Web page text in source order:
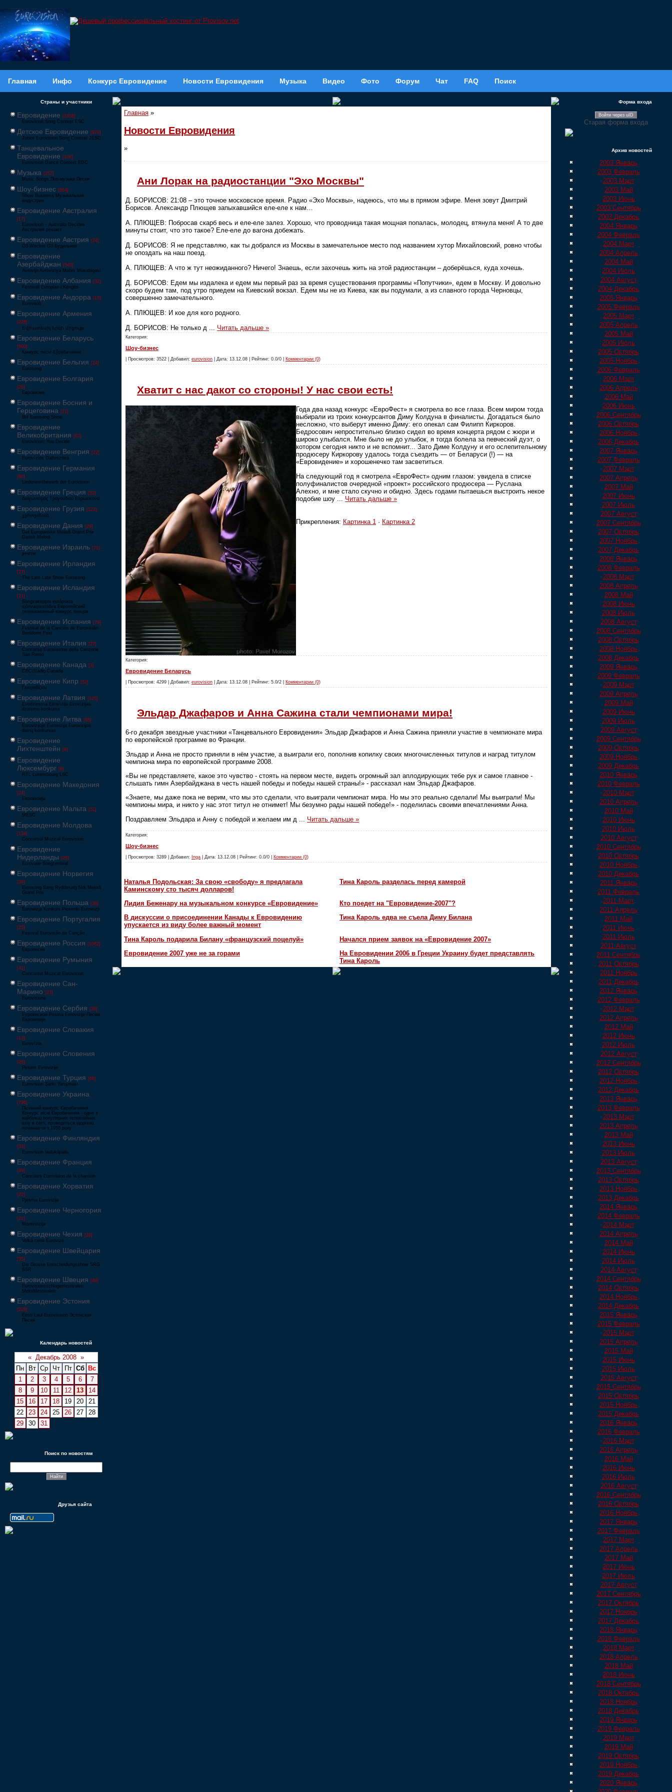
Главная Инфо Конкурс Евровидение Новости Евровидения Музыка Видео Фото Форум Чат FAQ Поиск
Страны и участники
Евровидение [1858]
Eurovision Song Contest ESC
Детское Евровидение [878]
Junior Eurovision Song Contest JESC
Танцевальное
Евровидение [106]
Eurovision Dance Contest EDC
Музыка [257]
Music Songs Поп-музыка Песни
Шоу-бизнес [564]
Show Business Музыкальная
индустрия
Евровидение Австралия
[17]
Eurovision – Australia Decides
Австралия решает
Евровидение Австрия [24]
Ö3-Wecker Ö3 Будильник
Евровидение
Азербайджан [549]
Avrovijn Avroviziya Mahnı Müsabiqəsi
Евровидение Албания [32]
Festivali Evropian i Këngës
Евровидение Андорра [15]
Eurovisió
Евровидение Армения
[228]
Եվրատեսիլ երգի մրցույթ
Евровидение Беларусь
[600]
Конкурс песні Еўрабачанне
Евровидение Бельгия [24]
Eurosong
Евровидение Болгария
[26]
Евровизия
Евровидение Босния и
Герцеговина [21]
BH Eurosong Show
Евровидение
Великобритания [67]
Eurovision: You Decide
Евровидение Венгрия [22]
Eurovíziós Dalfesztivá
Евровидение Германия
[80]
Liederwettbewerb der Eurovision
Евровидение Греция [52]
Διαγωνισμός Τραγουδιού Ευρώεικονα
Евровидение Грузия [122]
ევროვიზიის
Евровидение Дания [29]
Det Europæiske Melodi Grand Prix
Dansk Melodi
Евровидение Израиль [71]
‏אירוויזיון
Евровидение Ирландия
[27]
The Late Late Show Eurosong
Евровидение Исландия
[21]
Söngvakeppni evrópskra
sjónvarpsstöðva Европейский
телевизионный конкурс певцов
Евровидение Испания [79]
Festival de la Canción de Eurovisión
Benidorm Fest
Евровидение Италия [27]
Concorso Eurovisione della Canzone
San Remo
Евровидение Канада [3]
CBC/Radio-Canada
Евровидение Кипр [52]
Γιουροβίζιον
Евровидение Латвия [125]
Eirodziesma Eirovīzija Eirovīzijas
dziesmu konkurss
Евровидение Литва [65]
Eurovizijoje Eurovizija Eurovizijos
dainų konkursas
Евровидение
Лихтенштейн [6]
Евровидение
Люксембург [6]
RTL Luxembourg LSC
Евровидение Македония
[24]
Евровизија
Евровидение Мальта [51]
MESC
Евровидение Молдова
[134]
Concursul Muzical Eurovision
Евровидение
Нидерланды [26]
Eurovisie Songfestival
Евровидение Норвегия
[39]
Eurosong Sang Ryddesalg Nrk Melodi
Grand Prix
Евровидение Польша [36]
Eurowizja Konkurs Piosenki Eurowizji
Евровидение Португалия
[25]
Festival Eurovisão da Canção
Евровидение Россия [1062]
Европесня
Евровидение Румыния
[41]
Concursul Muzical Eurovision
Евровидение Сан-
Марино [23]
Eurovisione
Евровидение Сербия [39]
Еуровисион Pesma Evrovizije Песма
Евровизије
Евровидение Словакия
[13]
Eurovízia
Евровидение Словения
[26]
Pesem Evrovizije
Евровидение Турция [66]
Eurovision Şarkı Yarışması
Евровидение Украина
[796]
Пісенний конкурс Євробачення
Конкурс пісні Євробачення - одне з
найбільш популярних телевізійних
шоу в світі, проводиться щорічно,
починаючи з 1956 року
Евровидение Финляндия
[33]
Eurovision laulukilpailu
Евровидение Франция
[49]
Concours Eurovision de la chanson
Евровидение Хорватия
[22]
Pjesma Eurovizije
Евровидение Черногория
[21]
Montevizija
Евровидение Чехия [26]
Velká cena Eurovize
Евровидение Швейцария
[35]
Die Grosse Entscheidungsshow SRG
SSR
Евровидение Швеция [48]
Eurovisionsschlagerfestivalen
Melodifestivalen
Евровидение Эстония
[226]
Eesti Laul Eurovisioon Эстонская
Песня
Календарь новостей
« Декабрь 2008 »
Пн
Вт Ср Чт Пт Сб
Вс
1
2 3 4 5 6
7
8
9 10 11 12 13
14
15
16 17 18 19 20
21
22
23 24 25 26 27
28
29
30 31
Поиск по новостям
Друзья сайта
Главная »
Новости Евровидения
»
Ани Лорак на радиостанции "Эхо Москвы"
Д. БОРИСОВ: 21:08 – это точное московское время. Радио «Эхо Москвы», надеюсь, что мы в прямом эфире. Меня зовут Дмитрий
Борисов. Александр Плющев запыхавшийся еле-еле к нам…
А. ПЛЮЩЕВ: Побросав скарб весь и еле-еле залез. Хорошо, что проводница такая мощная попалась, молодец, втянула меня! А то две
минуты стоит, что это такое? Еле-еле до вагона добежать.
Д. БОРИСОВ: Я не представляю, как ты добрался из Москвы в замечательное место под названием хутор Михайловский, ровно чтобы
не опоздать на наш поезд.
А. ПЛЮЩЕВ: А что ж тут неожиданного? Ничего! Знаешь, если захочешь жить на этой радиостанции – доберёшься, куда хочешь.
Д. БОРИСОВ: Едем мы издалека и едем мы первый раз за время существования программы «Попутчики», едем в Москву. И довольно
скоро будем там, под утро приедем на Киевский вокзал. Едем мы не из Киева, как вы подумали, а из славного города Черновцы,
совершенно замечательного.
А. ПЛЮЩЕВ: И кое для кого родного.
Д. БОРИСОВ: Не только д ... Читать дальше »
Категория:
Шоу-бизнес
| Просмотров: 3522 | Добавил: eurovision | Дата: 13.12.08 | Рейтинг: 0.0/0 | Комментарии (0)
Хватит с нас дакот со стороны! У нас свои есть!
Года два назад конкурс «ЕвроФест» я смотрела во все глаза. Всем миром тогда
выбирали из троих конкурсантов Диму Колдуна в финалисты. Догадаться было
несложно, что выберут именно Диму: его опекал сам Филипп Киркоров.
Бедросович непростительно близко сидел во время концерта рядом с жюри и
широко улыбался. Мне было не до улыбок, я тогда болела за певческий дуэт, о
котором сегодня никто и не вспомнит... Зато Диме Колдуну и его ослепительному
продюсеру Киркорову удалось тогда съездить — от Беларуси (!) — на
«Евровидение» и хорошенечко там засветиться.
На следующий год я смотрела «ЕвроФест» одним глазом: увидела в списке
полуфиналистов очередной «проект» российского продюсера — Руслана
Алехно, и мне стало скучно и обидно. Здесь годами пытаешься выстроить некое
подобие шоу
Читать дальше »
Прикрепления: Картинка 1 · Картинка 2
Категория:
Евровидение Беларусь
| Просмотров: 4299 | Добавил: eurovision | Дата: 13.12.08 | Рейтинг: 5.0/2 | Комментарии (0)
Эльдар Джафаров и Анна Сажина стали чемпионами мира!
6-го декабря звездные участники «Танцевального Евровидения» Эльдар Джафаров и Анна Сажина приняли участие в чемпионате мира
по европейской программе во Франции.
Эльдар и Анна не просто приняли в нём участие, а выиграли его, пополнив копилку своих многочисленных титулов и наград титулом
чемпиона мира по европейской программе 2008.
«Вы не представляете, какое это чувство - стоять на первом месте, видеть огромный зал аплодирующих тебе рук и самое главное -
слышать гимн Азербайджана в честь нашей победы и победы нашей страны!» - рассказал нам Эльдар Джафаров.
«Знаете, мы даже пока не верим, что мы это сделали, что выиграли чемпионат мира. Но мы это реально сделали! Мы выиграли! Мы
чемпионы мира, и никто у нас этот титул не отнимет! Мы безумно рады нашей победе!» - поделилась своими впечатлениями Анна.
Поздравляем Эльдара и Анну с победой и желаем им д
Читать дальше »
Категория:
Шоу-бизнес
| Просмотров: 3289 | Добавил: Inga | Дата: 13.12.08 | Рейтинг: 0.0/0 | Комментарии (0)
Наталья Подольская: За свою «свободу» я предлагала
Каминскому сто тысяч долларов!
Тина Кароль разделась перед камерой
Лидия Беженару на музыкальном конкурсе «Евровидение»
Кто поедет на "Евровидение-2007"?
В дискуссии о присоединении Канады к Евровидению
упускается из виду более важный момент
Тина Кароль едва не съела Диму Билана
Тина Кароль подарила Билану «французский поцелуй»
Начался прием заявок на «Евровидение 2007»
Евровидение 2007 уже не за горами
На Евровидении 2006 в Греции Украину будет представлять
Тина Кароль
Форма входа
Войти через uID
Старая форма входа
Архив новостей
2003 Январь
2003 Февраль
2003 Март
2003 Май
2003 Июнь
2003 Сентябрь
2003 Декабрь
2004 Январь
2004 Февраль
2004 Март
2004 Апрель
2004 Май
2004 Июль
2004 Август
2004 Декабрь
2005 Январь
2005 Февраль
2005 Март
2005 Апрель
2005 Май
2005 Июль
2005 Октябрь
2005 Ноябрь
2006 Февраль
2006 Март
2006 Апрель
2006 Май
2006 Июнь
2006 Сентябрь
2006 Октябрь
2006 Ноябрь
2006 Декабрь
2007 Январь
2007 Февраль
2007 Март
2007 Апрель
2007 Май
2007 Июнь
2007 Июль
2007 Август
2007 Сентябрь
2007 Октябрь
2007 Ноябрь
2007 Декабрь
2008 Январь
2008 Февраль
2008 Март
2008 Апрель
2008 Май
2008 Июнь
2008 Июль
2008 Август
2008 Сентябрь
2008 Октябрь
2008 Ноябрь
2008 Декабрь
2009 Январь
2009 Февраль
2009 Март
2009 Апрель
2009 Май
2009 Июнь
2009 Июль
2009 Август
2009 Сентябрь
2009 Октябрь
2009 Ноябрь
2009 Декабрь
2010 Январь
2010 Февраль
2010 Март
2010 Апрель
2010 Май
2010 Июнь
2010 Июль
2010 Август
2010 Сентябрь
2010 Октябрь
2010 Ноябрь
2010 Декабрь
2011 Январь
2011 Февраль
2011 Март
2011 Апрель
2011 Май
2011 Июнь
2011 Июль
2011 Август
2011 Сентябрь
2011 Октябрь
2011 Ноябрь
2011 Декабрь
2012 Январь
2012 Февраль
2012 Март
2012 Апрель
2012 Май
2012 Июнь
2012 Июль
2012 Август
2012 Сентябрь
2012 Октябрь
2012 Ноябрь
2012 Декабрь
2013 Январь
2013 Февраль
2013 Март
2013 Апрель
2013 Май
2013 Июнь
2013 Июль
2013 Август
2013 Сентябрь
2013 Октябрь
2013 Ноябрь
2013 Декабрь
2014 Январь
2014 Февраль
2014 Март
2014 Апрель
2014 Май
2014 Июнь
2014 Июль
2014 Август
2014 Сентябрь
2014 Октябрь
2014 Ноябрь
2014 Декабрь
2015 Январь
2015 Февраль
2015 Март
2015 Апрель
2015 Май
2015 Июнь
2015 Июль
2015 Август
2015 Сентябрь
2015 Октябрь
2015 Ноябрь
2015 Декабрь
2016 Январь
2016 Февраль
2016 Март
2016 Апрель
2016 Май
2016 Июнь
2016 Июль
2016 Август
2016 Сентябрь
2016 Октябрь
2016 Ноябрь
2017 Январь
2017 Февраль
2017 Март
2017 Апрель
2017 Май
2017 Июнь
2017 Июль
2017 Август
2017 Сентябрь
2017 Октябрь
2017 Ноябрь
2017 Декабрь
2018 Январь
2018 Февраль
2018 Март
2018 Апрель
2018 Май
2018 Июнь
2018 Сентябрь
2018 Октябрь
2018 Ноябрь
2018 Декабрь
2019 Январь
2019 Февраль
2019 Март
2019 Май
2019 Октябрь
2019 Ноябрь
2019 Декабрь
2020 Январь